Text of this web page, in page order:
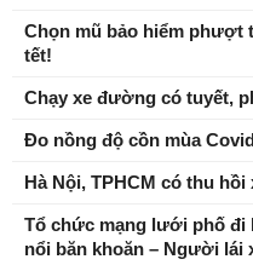
Chọn mũ bảo hiểm phượt
tết!
Chạy xe đường có tuyết,
Đo nồng độ cồn mùa
Hà Nội, TPHCM có thu
Tổ chức mạng lưới phố đi
nổi băn khoăn – Người lái